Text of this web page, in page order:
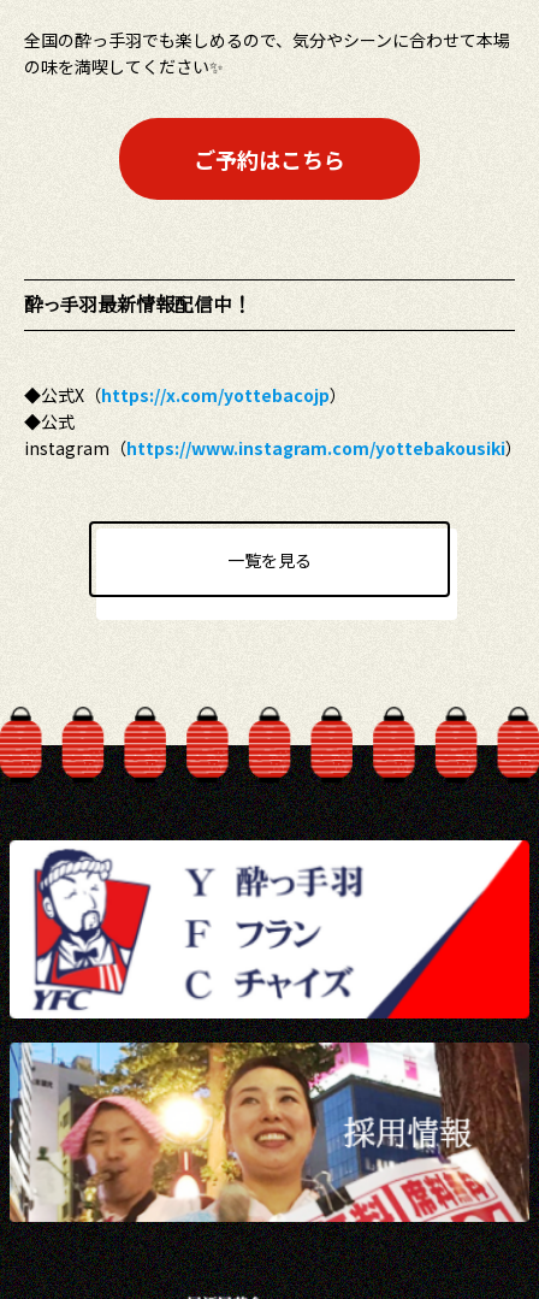
全国の酔っ手羽でも楽しめるので、気分やシーンに合わせて本場
の味を満喫してください✨
ご予約はこちら
酔っ手羽最新情報配信中！
◆公式X（https://x.com/yottebacojp）
◆公式
instagram（https://www.instagram.com/yottebakousiki）
一覧を見る